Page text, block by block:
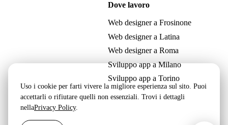
Dove lavoro
Web designer a Frosinone
Web designer a Latina
Web designer a Roma
Sviluppo app a Milano
Sviluppo app a Torino
Uso i cookie per farti vivere la migliore esperienza sul sito. Puoi
accettarli o rifiutare quelli non essenziali. Trovi i dettagli
nellaPrivacy Policy.